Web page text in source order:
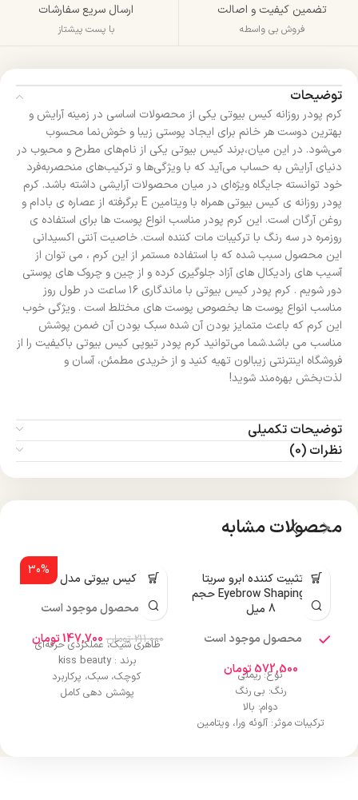
تضمین کیفیت و اصالت
فروش بی واسطه
ارسال سریع سفارشات
با پست پیشتاز
توضیحات
کرم پودر روزانه کیس بیوتی یکی از محصولات اساسی در زمینه آرایش و
بهترین دوست هر خانم برای ایجاد پوستی زیبا و خوش‌نما محسوب
می‌شود. در این میان،برند کیس بیوتی یکی از نام‌های مطرح و محبوب در
دنیای آرایش به حساب می‌آید که با ویژگی‌ها و ترکیب‌های منحصربه‌فرد
خود توانسته جایگاه ویژه‌ای در میان محصولات آرایشی داشته باشد. کرم
پودر روزانه ی کیس بیوتی همراه با ویتامین E برگرفته از عصاره ی بادام و
روغن آرگان است. این کرم پودر مناسب انواع پوست ها برای استفاده ی
روزمره در سه رنگ با ترکیبات مات کننده است. خاصیت آنتی اکسیدانی
این محصول سبب شده که با استفاده مستمر از این کرم ، می توان از
آسیب های رادیکال های آزاد جلوگیری کرده و از چین و چروک های پوستی
دور شویم . کرم پودر کیس بیوتی با ماندگاری ۱۶ ساعت در طول روز
مناسب انواع پوست ها بخصوص پوست های مختلط است . ویژگی خوب
این کرم که باعث متمایز بودن آن شده سبک بودن آن ضمن پوشش
مناسب می باشد.شما می‌توانید کرم پودر تیوپی کیس بیوتی باکیفیت را از
فروشگاه اینترنتی زیبالون تهیه کنید و از خریدی مطمئن، آسان و
لذت‌بخش بهره‌مند شوید!
توضیحات تکمیلی
نظرات (0)
محصولات مشابه
ژل تثبیت کننده ابرو سریتا
مدل Eyebrow Shaping حجم
8 میل
محصول موجود است
572,500 توماننوع: ریملی
رنگ: بی رنگ
دوام: بالا
ترکیبات موثر: آلوئه ورا، ویتامین
30%
پنکک کیس بیوتی مدل R505
محصول موجود است
211,000 تومان 147,700تومان
ظاهری شیک، عملکردی حرفه‌ای
برند : kiss beauty
کوچک، سبک، پرکاربرد
پوشش دهی کامل